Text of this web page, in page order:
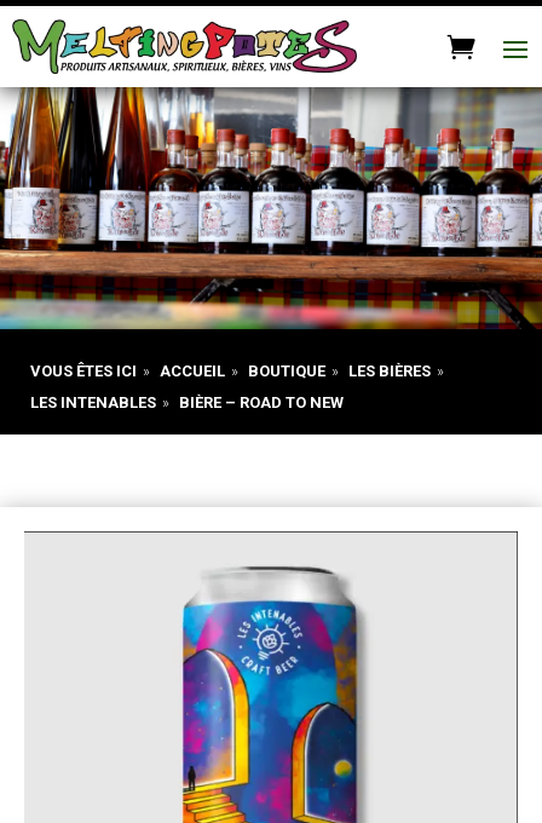
VOUS ÊTES ICI » ACCUEIL » BOUTIQUE » LES BIÈRES »
LES INTENABLES » BIÈRE – ROAD TO NEW